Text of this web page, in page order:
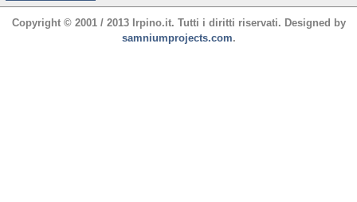
Copyright © 2001 / 2013 Irpino.it. Tutti i diritti riservati. Designed by
samniumprojects.com.